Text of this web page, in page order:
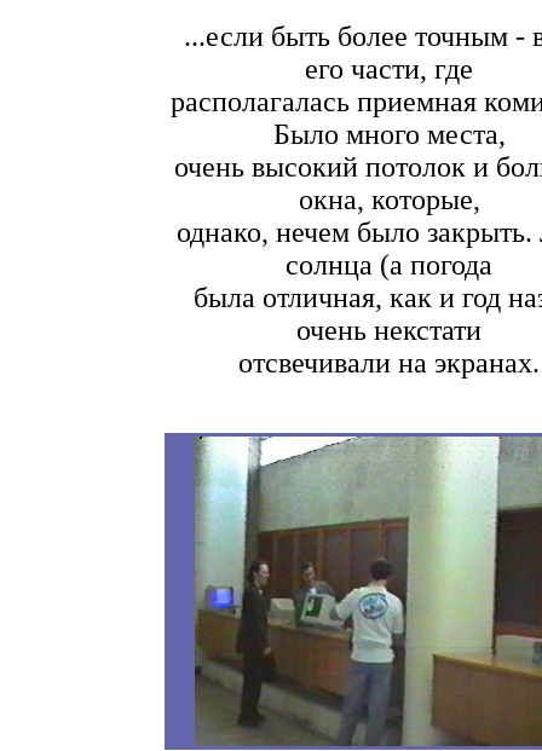
...если быть более точным -
его части, где
располагалась приемная
Было много места,
очень высокий потолок и
окна, которые,
однако, нечем было
солнца (а погода
была отличная, как и год
очень некстати
отсвечивали на экранах.